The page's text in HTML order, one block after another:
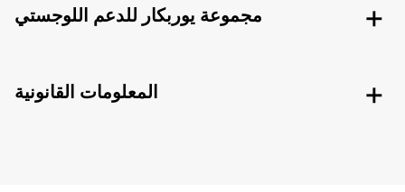
مجموعة يوربكار للدعم اللوجستي
المعلومات القانونية